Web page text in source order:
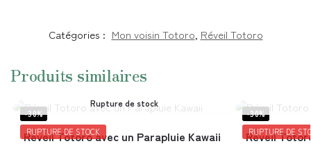
Catégories : Mon voisin Totoro, Réveil Totoro
Produits similaires
-30%
RUPTURE DE STOCK
Rupture de stock
Réveil Totoro avec un Parapluie Kawaii
-30%
RUPTURE DE
Réveil